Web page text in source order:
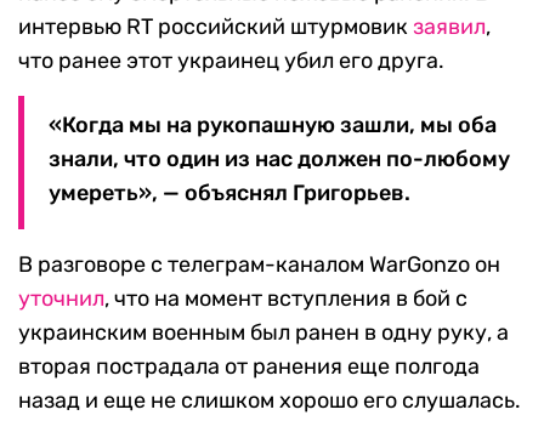
интервью RT российский штурмовикзаявил,
что ранее этот украинец убил его друга.
«Когда мы на рукопашную зашли, мы оба
знали, что один из нас должен по-любому
умереть», — объяснял Григорьев.
В разговоре с телеграм-каналом WarGonzo он
уточнил, что на момент вступления в бой с
украинским военным был ранен в одну руку, а
вторая пострадала от ранения еще полгода
назад и еще не слишком хорошо его слушалась.